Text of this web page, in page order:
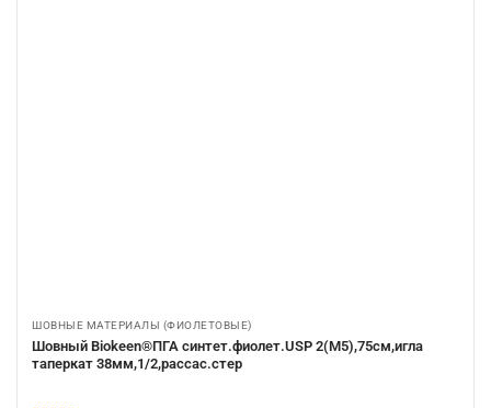
ШОВНЫЕ МАТЕРИАЛЫ (ФИОЛЕТОВЫЕ)
Шовный Biokeen®ПГА синтет.фиолет.USP 2(М5),75см,игла
таперкат 38мм,1/2,рассас.стер